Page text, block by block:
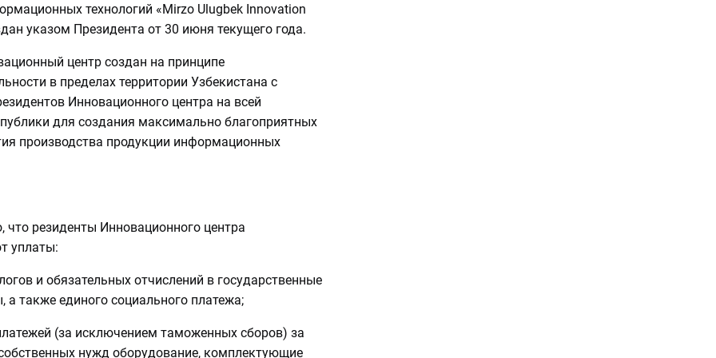
технологий «Mirzo Ulugbek Innovation
указом Президента от 30 июня текущего года.
центр создан на принципе
в пределах территории Узбекистана с
Инновационного центра на всей
для создания максимально благоприятных
производства продукции информационных
что резиденты Инновационного центра
уплаты:
и обязательных отчислений в государственные
также единого социального платежа;
(за исключением таможенных сборов) за
нужд оборудование, комплектующие